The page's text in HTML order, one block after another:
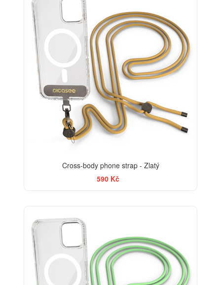
Cross-body phone strap - Zlatý
590 Kč